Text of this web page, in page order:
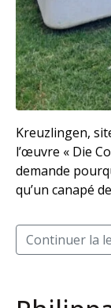
Kreuzlingen,
l’œuvre « Die
demande
qu’un canapé
Continuer la